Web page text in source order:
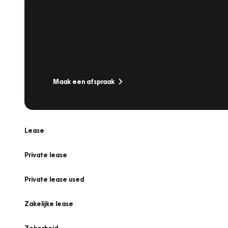
Maak een afspraak
Lease
Private lease
Private lease used
Zakelijke lease